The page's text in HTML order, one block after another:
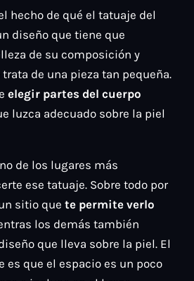
hecho de qué el tatuaje del
diseño que tiene que
de su composición y
de una pieza tan pequeña.
elegir partes del cuerpo
luzca adecuado sobre la piel
de los lugares más
ese tatuaje. Sobre todo por
sitio quete permite verlo
los demás también
que lleva sobre la piel. El
es que el espacio es un poco